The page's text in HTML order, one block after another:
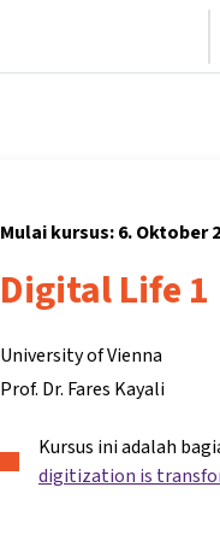
Mulai kursus: 6. Oktober
Digital Life 1
University of Vienna
Prof. Dr. Fares Kayali
Kursus ini adalah
digitization is